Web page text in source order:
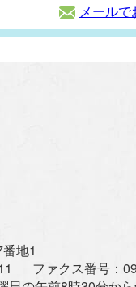
メール
地1
ファクス番号：